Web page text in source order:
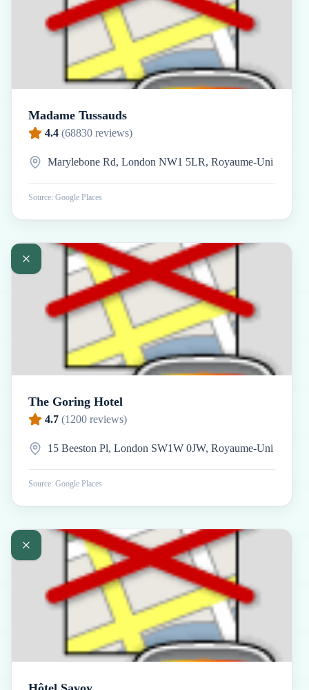
Madame Tussauds
4.4 (68830 reviews)
Marylebone Rd, London NW1 5LR, Royaume-Uni
Source: Google Places
The Goring Hotel
4.7 (1200 reviews)
15 Beeston Pl, London SW1W 0JW, Royaume-Uni
Source: Google Places